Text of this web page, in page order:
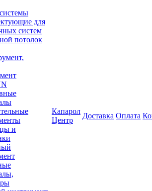
для
систем
потолок
и
Капарол
Центр
Доставка Оплата